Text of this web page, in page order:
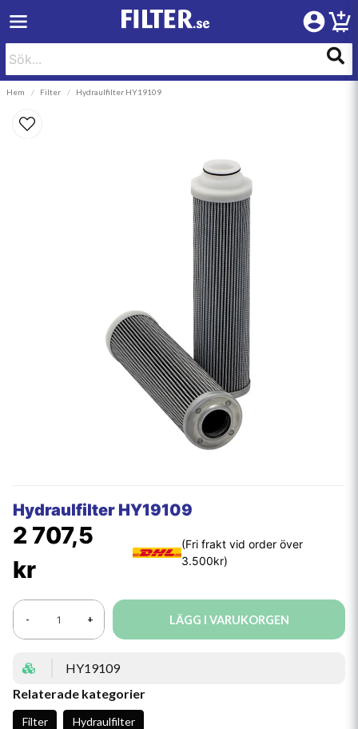
Hem Filter Hydraulfilter HY19109
Hydraulfilter HY19109
2 707,5
kr
- + LÄGG I VARUKORGEN
HY19109
Relaterade kategorier
Filter Hydraulfilter